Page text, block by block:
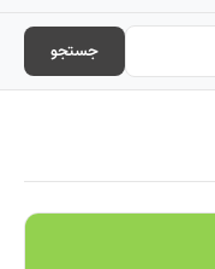
جستجو